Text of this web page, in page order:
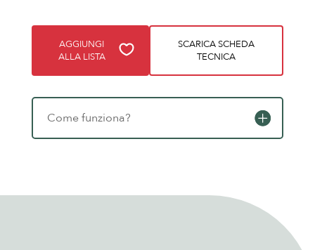
AGGIUNGI
ALLA LISTA
SCARICA SCHEDA
TECNICA
Come funziona?